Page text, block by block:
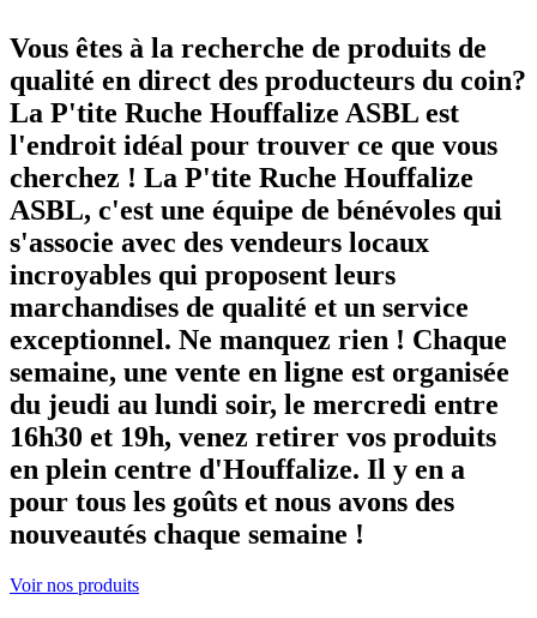
Vous êtes à la recherche de produits de
qualité en direct des producteurs du coin?
La P'tite Ruche Houffalize ASBL est
l'endroit idéal pour trouver ce que vous
cherchez ! La P'tite Ruche Houffalize
ASBL, c'est une équipe de bénévoles qui
s'associe avec des vendeurs locaux
incroyables qui proposent leurs
marchandises de qualité et un service
exceptionnel. Ne manquez rien ! Chaque
semaine, une vente en ligne est organisée
du jeudi au lundi soir, le mercredi entre
16h30 et 19h, venez retirer vos produits
en plein centre d'Houffalize. Il y en a
pour tous les goûts et nous avons des
nouveautés chaque semaine !
Voir nos produits